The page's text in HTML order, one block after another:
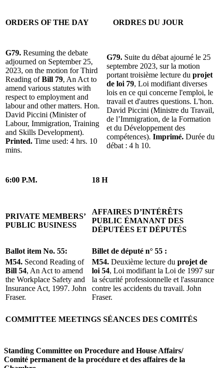
ORDERS OF THE DAY ORDRES DU JOUR
G79. Resuming the debate
adjourned on September 25,
2023, on the motion for Third
Reading ofBill 79, An Act to
amend various statutes with
respect to employment and
labour and other matters. Hon.
David Piccini (Minister of
Labour, Immigration, Training
and Skills Development).
Printed. Time used: 4 hrs. 10
mins.
G79. Suite du débat ajourné le 25
septembre 2023, sur la motion
portant troisième lecture du projet
de loi 79, Loi modifiant diverses
lois en ce qui concerne l'emploi, le
travail et d'autres questions. L'hon.
David Piccini (Ministre du Travail,
de l’Immigration, de la Formation
et du Développement des
compétences). Imprimé. Durée du
débat : 4 h 10.
6:00 P.M. 18 H
PRIVATE MEMBERS’
PUBLIC BUSINESS
AFFAIRES D’INTÉRÊTS
PUBLIC ÉMANANT DES
DÉPUTÉES ET DÉPUTÉS
Ballot item No. 55:
Billet de député n° 55 :
M54. Second Reading of
Bill 54, An Act to amend
the Workplace Safety and
Insurance Act, 1997. John
Fraser.
M54. Deuxième lecture du projet de
loi 54, Loi modifiant la Loi de 1997 sur
la sécurité professionnelle et l'assurance
contre les accidents du travail. John
Fraser.
COMMITTEE MEETINGS SÉANCES DES COMITÉS
Standing Committee on Procedure and House Affairs/
Comité permanent de la procédure et des affaires de la